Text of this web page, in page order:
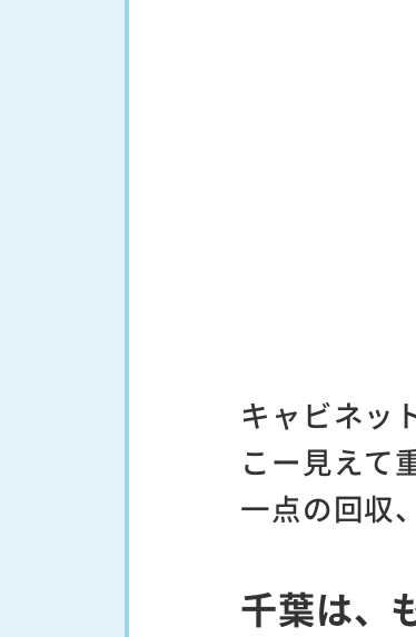
キャビネッ
こー見えて
一点の回収
千葉は、